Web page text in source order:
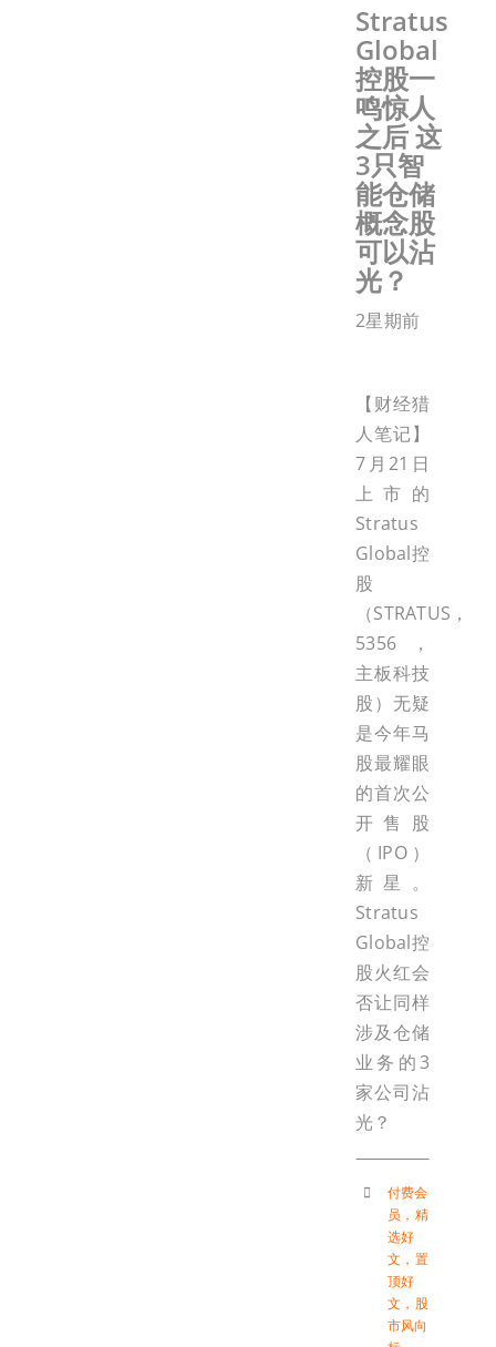
Stratus
Global
控股一
鸣惊人
之后 这
3只智
能仓储
概念股
可以沾
光？
2星期前
【财经猎
人笔记】
7月21日
上市的
Stratus
Global控
股
（STRATUS，
5356，
主板科技
股）无疑
是今年马
股最耀眼
的首次公
开售股
（IPO）
新星。
Stratus
Global控
股火红会
否让同样
涉及仓储
业务的3
家公司沾
光？
付费会
员 ， 精
选好
文 ， 置
顶好
文 ， 股
市风向